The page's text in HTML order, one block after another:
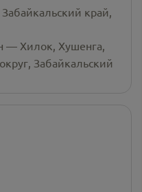
край,
— Хилок, Хушенга,
Забайкальский